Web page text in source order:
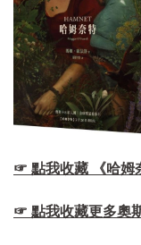
☞ 點我收藏 《哈姆
☞ 點我收藏更多奧